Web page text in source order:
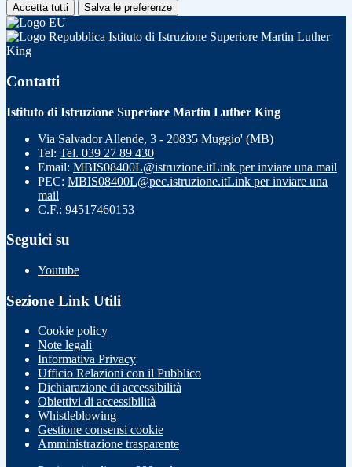
Accetta tutti Salva le preferenze
Istituto di Istruzione Superiore Martin Luther
King
Contatti
Istituto di Istruzione Superiore Martin Luther King
Via Salvador Allende, 3 - 20835 Muggio' (MB)
Tel: Tel. 039 27 89 430
Email: MBIS08400L@istruzione.itLink per inviare una mail
PEC: MBIS08400L@pec.istruzione.itLink per inviare una
mail
C.F.: 94517460153
Seguici su
Youtube
Sezione Link Utili
Cookie policy
Note legali
Informativa Privacy
Ufficio Relazioni con il Pubblico
Dichiarazione di accessibilità
Obiettivi di accessibilità
Whistleblowing
Gestione consensi cookie
Amministrazione trasparente